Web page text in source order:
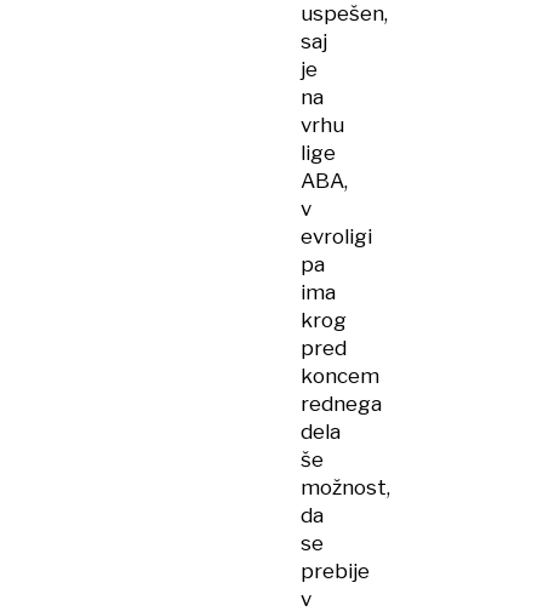
uspešen,
saj
je
na
vrhu
lige
ABA,
v
evroligi
pa
ima
krog
pred
koncem
rednega
dela
še
možnost,
da
se
prebije
v